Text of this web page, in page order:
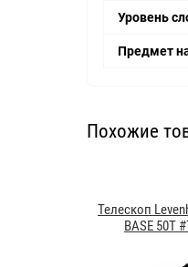
Уровень
Предмет
Похожие
Телескоп
BASE 50T